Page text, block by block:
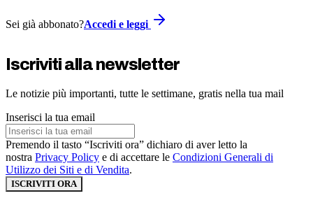
Sei già abbonato?Accedi e leggi
Iscriviti alla newsletter
Le notizie più importanti, tutte le settimane, gratis nella tua mail
Inserisci la tua email
Premendo il tasto “Iscriviti ora” dichiaro di aver letto la
nostra Privacy Policy e di accettare le Condizioni Generali di
Utilizzo dei Siti e di Vendita.
ISCRIVITI ORA